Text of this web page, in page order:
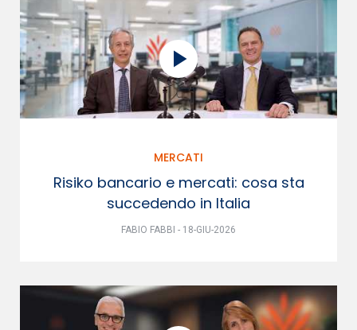
MERCATI
Risiko bancario e mercati: cosa sta
succedendo in Italia
FABIO FABBI - 18-GIU-2026